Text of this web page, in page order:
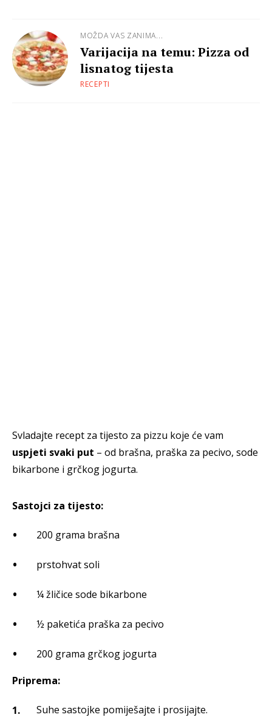
MOŽDA VAS ZANIMA...
Varijacija na temu: Pizza od
lisnatog tijesta
RECEPTI
Svladajte recept za tijesto za pizzu koje će vam
uspjeti svaki put – od brašna, praška za pecivo, sode
bikarbone i grčkog jogurta.
Sastojci za tijesto:
200 grama brašna
prstohvat soli
¼ žličice sode bikarbone
½ paketića praška za pecivo
200 grama grčkog jogurta
Priprema:
Suhe sastojke pomiješajte i prosijajte.